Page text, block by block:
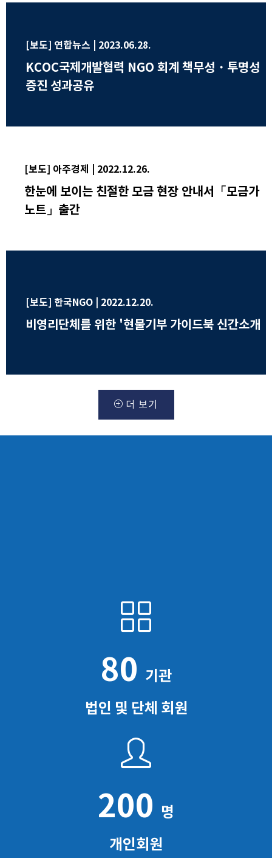
[보도] 연합뉴스 | 2023.06.28.
KCOC국제개발협력 NGO 회계 책무성・투명성
증진 성과공유
[보도] 아주경제 | 2022.12.26.
한눈에 보이는 친절한 모금 현장 안내서「모금가
노트」출간
[보도] 한국NGO | 2022.12.20.
비영리단체를 위한 '현물기부 가이드북 신간소개
더 보기
80 기관
법인 및 단체 회원
200 명
개인회원